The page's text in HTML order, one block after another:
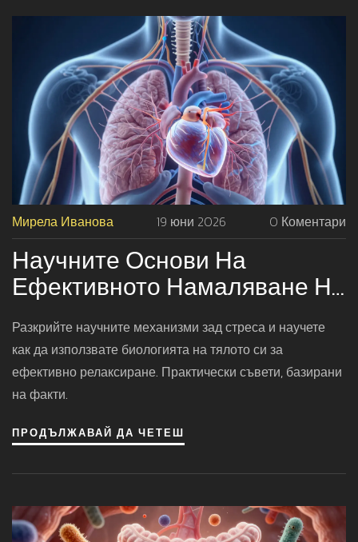
Мирела Иванова 19 юни 2026 0 Коментари
Научните Основи На
Ефективното Намаляване На
Стреса: Работещи Методи
Разкрийте научните механизми зад стреса и научете
как да използвате биологията на тялото си за
ефективно релаксиране. Практически съвети, базирани
на факти.
ПРОДЪЛЖАВАЙ ДА ЧЕТЕШ